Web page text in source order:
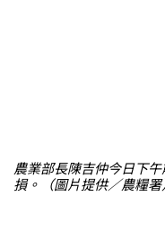
農業部長陳吉仲今日下
損。（圖片提供／農糧